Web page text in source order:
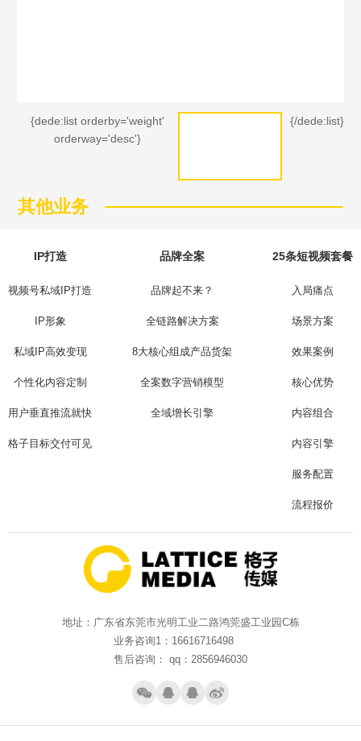
{dede:list orderby='weight'
orderway='desc'}
{/dede:list}
其他业务
IP打造
视频号私域IP打造
IP形象
私域IP高效变现
个性化内容定制
用户垂直推流就快
格子目标交付可见
品牌全案
品牌起不来？
全链路解决方案
8大核心组成产品货架
全案数字营销模型
全域增长引擎
25条短视频套餐
入局痛点
场景方案
效果案例
核心优势
内容组合
内容引擎
服务配置
流程报价
地址：广东省东莞市光明工业二路鸿莞盛工业园C栋
业务咨询1：16616716498
售后咨询： qq：2856946030